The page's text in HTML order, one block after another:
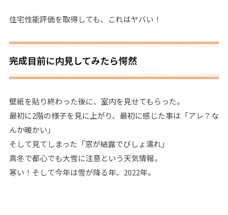
住宅性能評価を取得しても、これはヤバい！
完成目前に内見してみたら愕然
壁紙を貼り終わった後に、室内を見せてもらった。
最初に2階の様子を見に上がり、最初に感じた事は「アレ？な
んか暖かい」
そして見てしまった「窓が結露でびしょ濡れ」
真冬で都心でも大雪に注意という天気情報。
寒い！そして今年は雪が降る年、2022年。